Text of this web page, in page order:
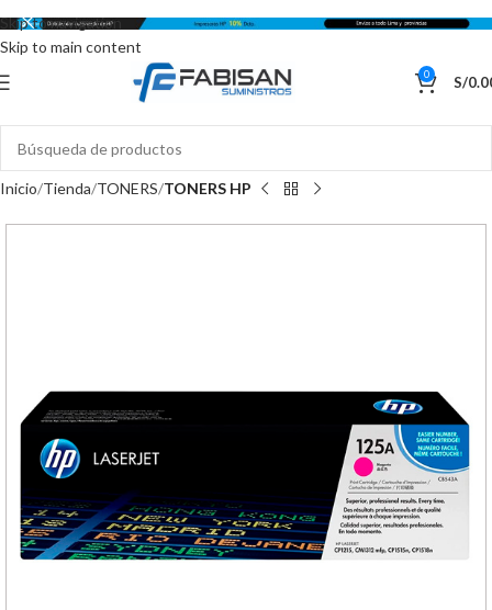
Skip to navigation
Skip to main content
0 S/
Inicio Tienda TONERS TONERS HP